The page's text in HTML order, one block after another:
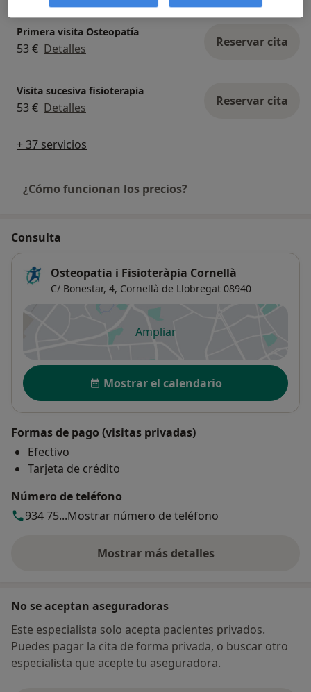
Primera visita Osteopatía
53 € Detalles Reservar cita
Visita sucesiva fisioterapia
53 € Detalles Reservar cita
+ 37 servicios
¿Cómo funcionan los precios?
Consulta
Osteopatia i Fisioteràpia Cornellà
C/ Bonestar, 4, Cornellà de Llobregat 08940
Ampliarse abre en una nueva
Disponibilidad
Mostrar el calendario
Formas de pago (visitas privadas)
Efectivo
Tarjeta de crédito
Número de teléfono
934 75...Mostrar número de teléfono
Mostrar más detalles
sobre la dirección
No se aceptan aseguradoras
Este especialista solo acepta pacientes privados.
Puedes pagar la cita de forma privada, o buscar otro
especialista que acepte tu aseguradora.